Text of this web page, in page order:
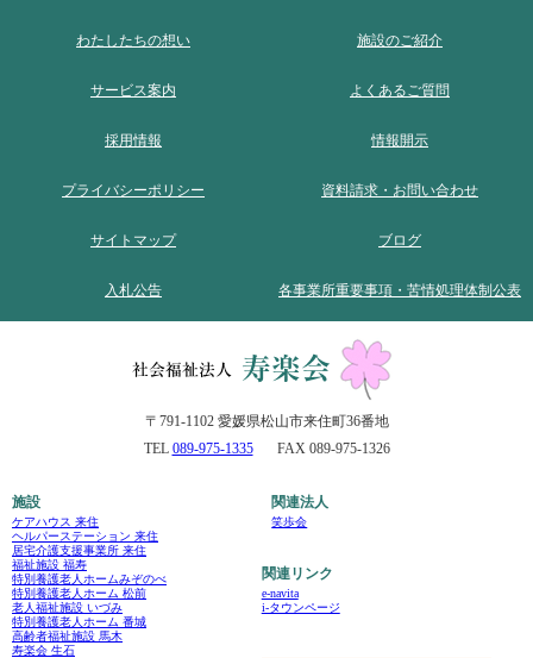
わたしたちの想い 施設のご紹介
サービス案内 よくあるご質問
採用情報 情報開示
プライバシーポリシー 資料請求・お問い合わせ
サイトマップ ブログ
入札公告 各事業所重要事項・苦情処理体制公表
〒791-1102 愛媛県松山市来住町36番地
TEL 089-975-1335 FAX 089-975-1326
施設
ケアハウス 来住
ヘルパーステーション 来住
居宅介護支援事業所 来住
福祉施設 福寿
特別養護老人ホームみぞのべ
特別養護老人ホーム 松前
老人福祉施設 いづみ
特別養護老人ホーム 番城
高齢者福祉施設 馬木
寿楽会 生石
関連法人
笑歩会
関連リンク
e-navita
i-タウンページ